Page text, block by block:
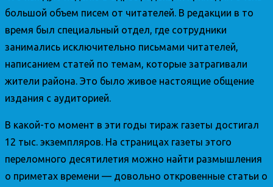
большой объем писем от читателей. В редакции в то
время был специальный отдел, где сотрудники
занимались исключительно письмами читателей,
написанием статей по темам, которые затрагивали
жители района. Это было живое настоящие общение
издания с аудиторией.
В какой-то момент в эти годы тираж газеты достигал
12 тыс. экземпляров. На страницах газеты этого
переломного десятилетия можно найти размышления
о приметах времени — довольно откровенные статьи о